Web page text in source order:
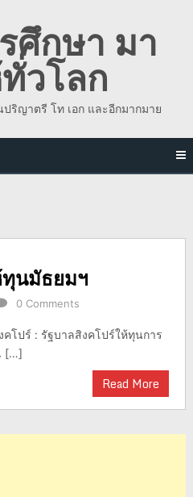
ศึกษา มา
วโลก
ริญาตรี โท เอก และอีกมากมาย
นมัธยมฯ
0 Comments
โปร์ : รัฐบาลสิงคโปร์ให้ทุนการ
[…]
Read More